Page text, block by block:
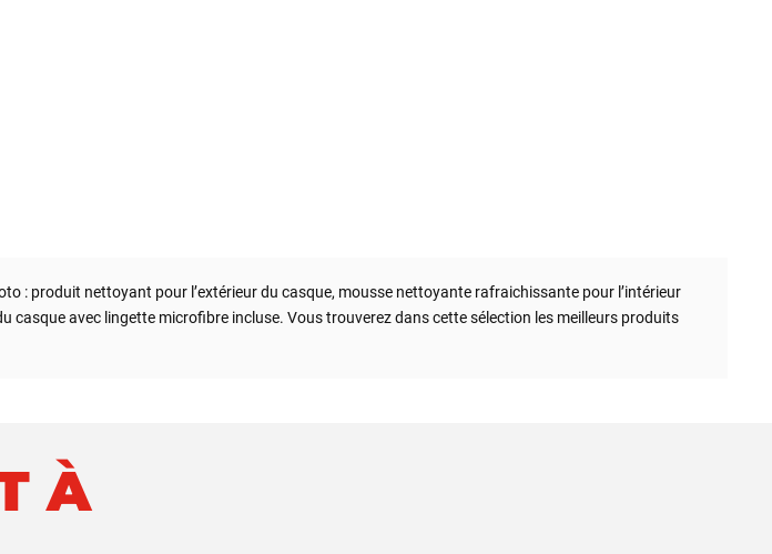
: produit nettoyant pour l’extérieur du casque, mousse nettoyante rafraichissante pour l’intérieur
avec lingette microfibre incluse. Vous trouverez dans cette sélection les meilleurs produits
À